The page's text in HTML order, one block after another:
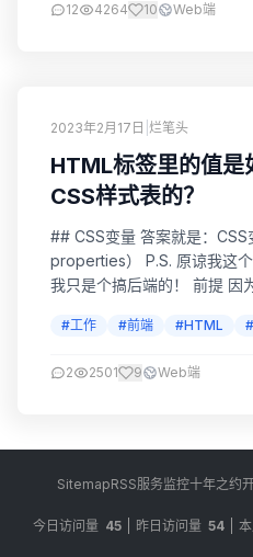
12 4264 10 Web端
2023年2月17日 烂笔头
HTML标签里的值是
CSS样式表的？
## CSS变量 答案就是：CSS
properties） P.S. 原谅我这个
我只是个搞后端的！ 前提 因
才展示背景图。 而背景相关
候，CSS变量就可以发挥作用
#工作 #前端 #HTML
2 2501 9 Web端
SitemapRSS服务监控十年之约
今日访问量 45 昨日访问量 54